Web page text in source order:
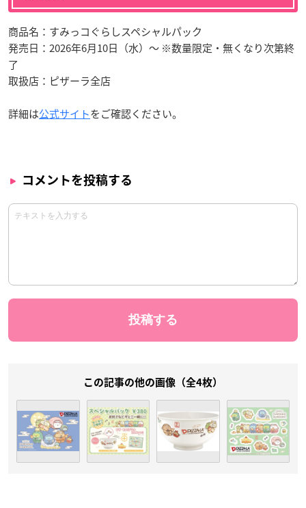
商品名：すみっコぐらしスペシャルパック
発売日：2026年6月10日（水）～ ※数量限定・無くなり次第終
了
取扱店：ピザーラ全店
詳細は公式サイトをご確認ください。
コメントを投稿する
この記事の他の画像（全4枚）